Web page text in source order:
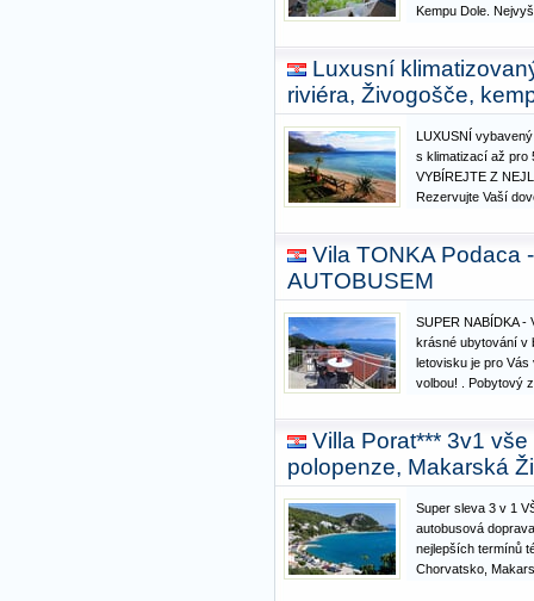
Kempu Dole.
hygienickými
KOUSEK OD
našich stanů v
Luxusní
riviéra, Živogošče,
LUXUSNÍ vybavený
s klimatizací až pro
VYBÍREJTE Z
Rezervujte Vaší
DOPRAVY JEN
Makarská Riviéra
autobusem -…
Vila TONKA Podaca
AUTOBUSEM
SUPER NABÍDKA -
krásné ubytování v
letovisku je pro Vás
volbou! . Pobytový
oblíbeném
SLEVY PRO DĚTI
Villa Porat*** 3v1
polopenze, Makarská
Super sleva 3 v 1
autobusová
nejlepších termínů
Chorvatsko,